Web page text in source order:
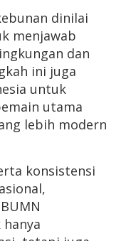
dinilai
menjawab
dan
ini juga
untuk
utama
lebih modern
konsistensi